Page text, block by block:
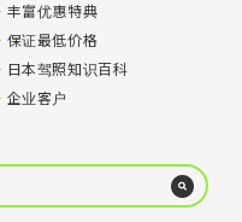
丰富优惠特典
保证最低价格
日本驾照知识百科
企业客户